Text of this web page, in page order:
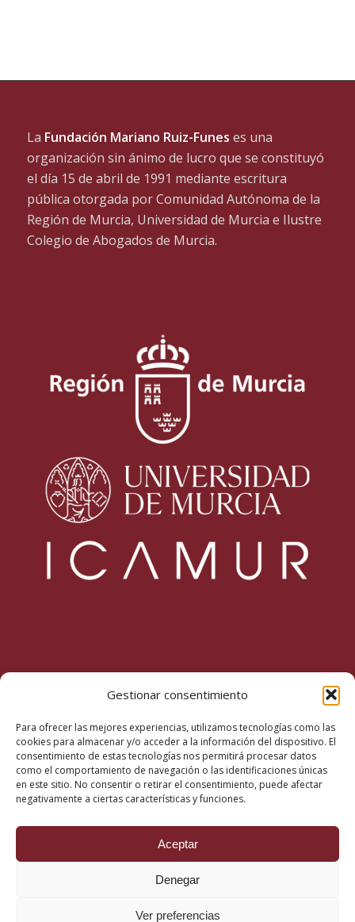
Gestionar consentimiento
Para ofrecer las mejores experiencias, utilizamos tecnologías como las
cookies para almacenar y/o acceder a la información del dispositivo. El
consentimiento de estas tecnologías nos permitirá procesar datos
como el comportamiento de navegación o las identificaciones únicas
en este sitio. No consentir o retirar el consentimiento, puede afectar
negativamente a ciertas características y funciones.
Aceptar
Denegar
Ver preferencias
La Fundación Mariano Ruiz-Funes es una
organización sin ánimo de lucro que se constituyó
el día 15 de abril de 1991 mediante escritura
pública otorgada por Comunidad Autónoma de la
Región de Murcia, Universidad de Murcia e Ilustre
Colegio de Abogados de Murcia.
Misión, visión y valores
Actualidad
Podcast